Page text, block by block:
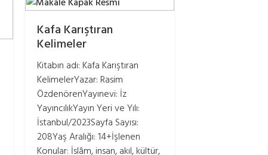
Kafa Karıştıran
Kelimeler
Kitabın adı: Kafa Karıştıran
KelimelerYazar: Rasim
ÖzdenörenYayınevi: İz
YayıncılıkYayın Yeri ve Yılı:
İstanbul/2023Sayfa Sayısı:
208Yaş Aralığı: 14+İşlenen
Konular: İslâm, insan, akıl, kültür,